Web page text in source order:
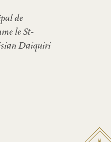
de
le St-
Daiquiri